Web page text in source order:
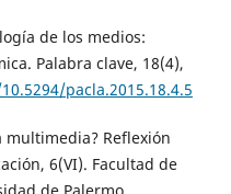
de los medios:
Palabra clave, 18(4),
pacla.2015.18.4.5
multimedia? Reflexión
6(VI). Facultad de